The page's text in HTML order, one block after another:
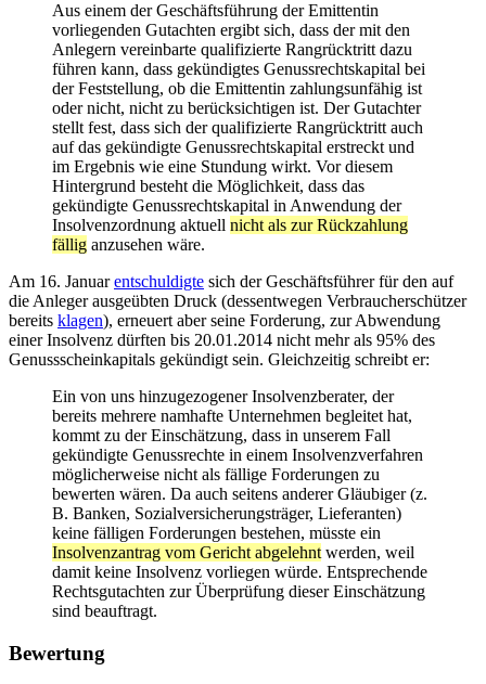
Aus einem der Geschäftsführung der Emittentin
vorliegenden Gutachten ergibt sich, dass der mit den
Anlegern vereinbarte qualifizierte Rangrücktritt dazu
führen kann, dass gekündigtes Genussrechtskapital bei
der Feststellung, ob die Emittentin zahlungsunfähig ist
oder nicht, nicht zu berücksichtigen ist. Der Gutachter
stellt fest, dass sich der qualifizierte Rangrücktritt auch
auf das gekündigte Genussrechtskapital erstreckt und
im Ergebnis wie eine Stundung wirkt. Vor diesem
Hintergrund besteht die Möglichkeit, dass das
gekündigte Genussrechtskapital in Anwendung der
Insolvenzordnung aktuell nicht als zur Rückzahlung
fällig anzusehen wäre.
Am 16. Januarentschuldigte sich der Geschäftsführer für den auf
die Anleger ausgeübten Druck (dessentwegen Verbraucherschützer
bereits klagen), erneuert aber seine Forderung, zur Abwendung
einer Insolvenz dürften bis 20.01.2014 nicht mehr als 95% des
Genussscheinkapitals gekündigt sein. Gleichzeitig schreibt er:
Ein von uns hinzugezogener Insolvenzberater, der
bereits mehrere namhafte Unternehmen begleitet hat,
kommt zu der Einschätzung, dass in unserem Fall
gekündigte Genussrechte in einem Insolvenzverfahren
möglicherweise nicht als fällige Forderungen zu
bewerten wären. Da auch seitens anderer Gläubiger (z.
B. Banken, Sozialversicherungsträger, Lieferanten)
keine fälligen Forderungen bestehen, müsste ein
Insolvenzantrag vom Gericht abgelehnt werden, weil
damit keine Insolvenz vorliegen würde. Entsprechende
Rechtsgutachten zur Überprüfung dieser Einschätzung
sind beauftragt.
Bewertung